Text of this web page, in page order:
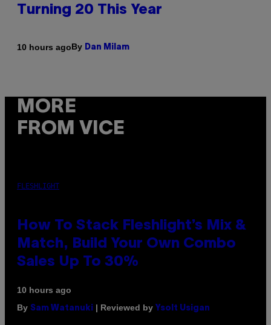
Turning 20 This Year
10 hours agoBy Dan Milam
MORE
FROM VICE
FLESHLIGHT
How To Stack Fleshlight’s Mix &
Match, Build Your Own Combo
Sales Up To 30%
10 hours ago
By Sam Watanuki | Reviewed by Ysolt Usigan